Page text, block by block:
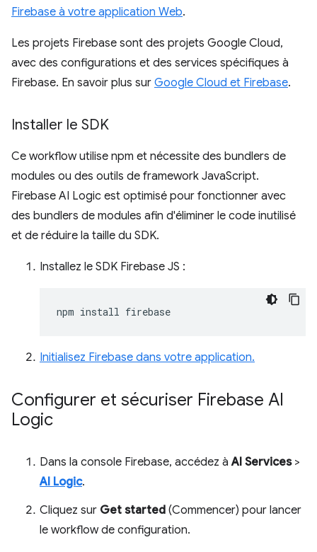
Firebase à votre application Web.
Les projets Firebase sont des projets Google Cloud,
avec des configurations et des services spécifiques à
Firebase. En savoir plus sur Google Cloud et Firebase.
Installer le SDK
Ce workflow utilise npm et nécessite des bundlers de
modules ou des outils de framework JavaScript.
Firebase AI Logic est optimisé pour fonctionner avec
des bundlers de modules afin d'éliminer le code inutilisé
et de réduire la taille du SDK.
Installez le SDK Firebase JS :
npm install
Initialisez Firebase dans votre application.
Configurer et sécuriser Firebase AI
Logic
Dans la console Firebase, accédez àAI Services>
AI Logic.
Cliquez sur Get started (Commencer) pour lancer
le workflow de configuration.